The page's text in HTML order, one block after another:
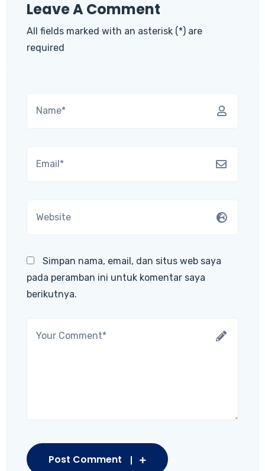
Leave A Comment
All fields marked with an asterisk (*) are
required
Simpan nama, email, dan situs web saya
pada peramban ini untuk komentar saya
berikutnya.
Post Comment